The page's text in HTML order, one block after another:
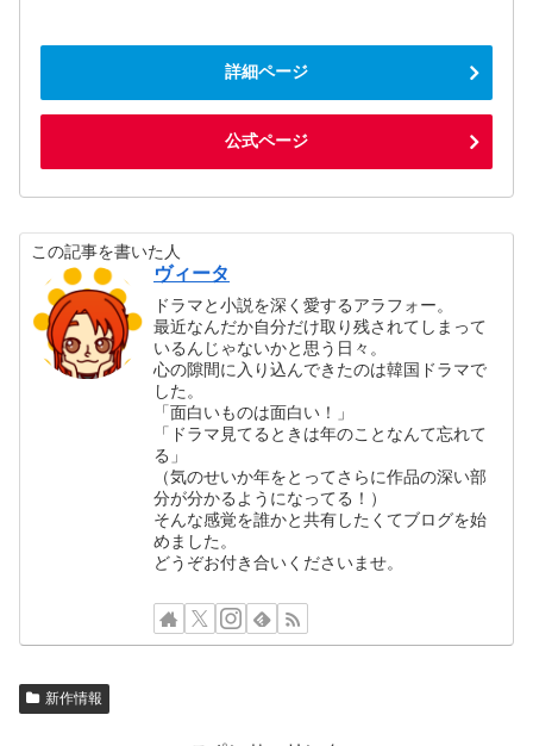
詳細ページ
公式ページ
この記事を書いた人
ヴィータ
ドラマと小説を深く愛するアラフォー。
最近なんだか自分だけ取り残されてしまって
いるんじゃないかと思う日々。
心の隙間に入り込んできたのは韓国ドラマで
した。
「面白いものは面白い！」
「ドラマ見てるときは年のことなんて忘れて
る」
（気のせいか年をとってさらに作品の深い部
分が分かるようになってる！）
そんな感覚を誰かと共有したくてブログを始
めました。
どうぞお付き合いくださいませ。
新作情報